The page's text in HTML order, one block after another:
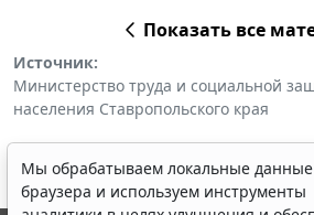
Показать все
Источник:
Министерство труда и социальной
населения Ставропольского края
Мы обрабатываем локальные данные
браузера и используем инструменты